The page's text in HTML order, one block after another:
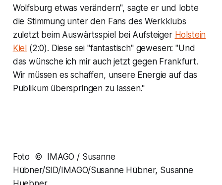
Wolfsburg etwas verändern", sagte er und lobte
die Stimmung unter den Fans des Werkklubs
zuletzt beim Auswärtsspiel bei Aufsteiger Holstein
Kiel (2:0). Diese sei "fantastisch" gewesen: "Und
das wünsche ich mir auch jetzt gegen Frankfurt.
Wir müssen es schaffen, unsere Energie auf das
Publikum überspringen zu lassen."
Foto © IMAGO / Susanne
Hübner/SID/IMAGO/Susanne Hübner, Susanne